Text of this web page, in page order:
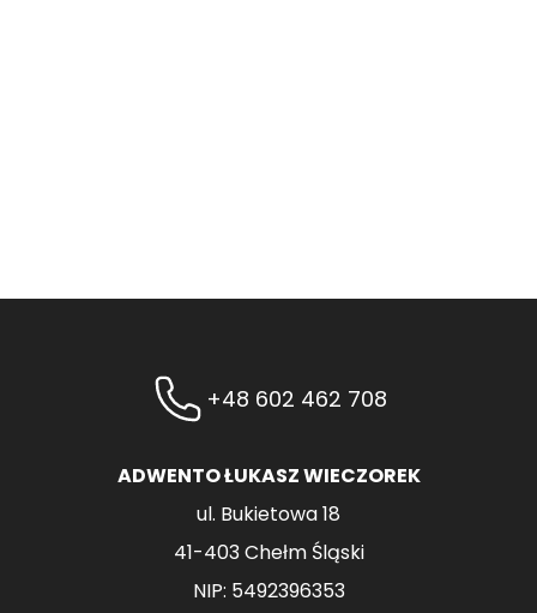
+48 602 462 708
ADWENTO ŁUKASZ WIECZOREK
ul. Bukietowa 18
41-403 Chełm Śląski
NIP: 5492396353